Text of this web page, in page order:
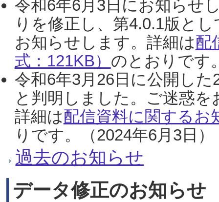
令和6年6月3日にお知らせ
りを修正し、第4.0.1版と
お知らせします。詳細は配
式：121KB） のとおりです
令和6年3月26日に公開し
と判明しました。ご迷惑
詳細は配信資料に関するお
りです。（2024年6月3日）
過去のお知らせ
データ修正のお知らせ